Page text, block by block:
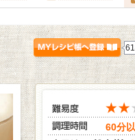
60分